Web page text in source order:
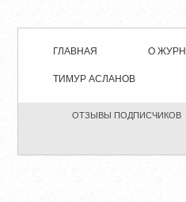
ГЛАВНАЯ О
ТИМУР АСЛАНОВ
ОТЗЫВЫ ПОДПИСЧИКОВ